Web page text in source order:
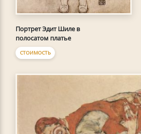
Портрет Эдит Шиле в
полосатом платье
СТОИМОСТЬ